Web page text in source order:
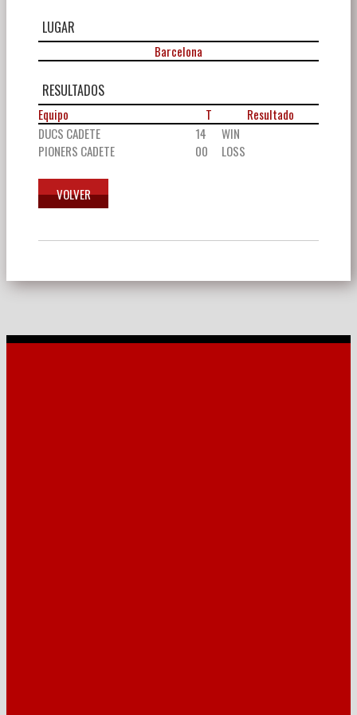
LUGAR
Barcelona
RESULTADOS
Equipo T
Resultado
DUCS CADETE
14
WIN
PIONERS CADETE
00 LOSS
de